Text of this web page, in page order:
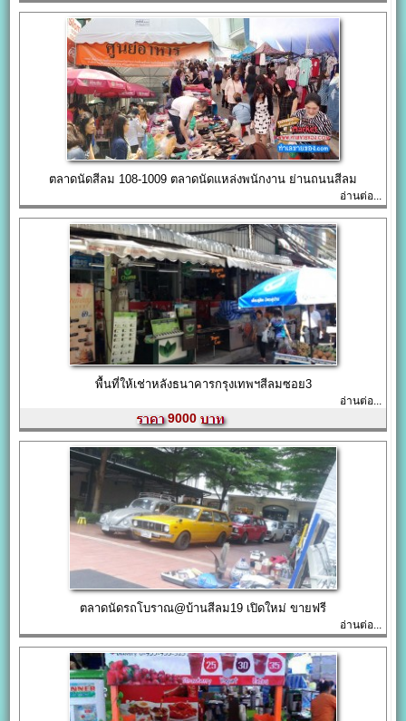
ตลาดนัดสีลม 108-1009 ตลาดนัดแหล่งพนักงาน ย่านถนนสีลม
อ่านต่อ...
พื้นที่ให้เช่าหลังธนาคารกรุงเทพฯสีลมซอย3
อ่านต่อ...
9000
ตลาดนัดรถโบราณ@บ้านสีลม19 เปิดใหม่ ขายฟรี
อ่านต่อ...